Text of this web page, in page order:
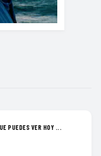
PUEDES VER HOY ...